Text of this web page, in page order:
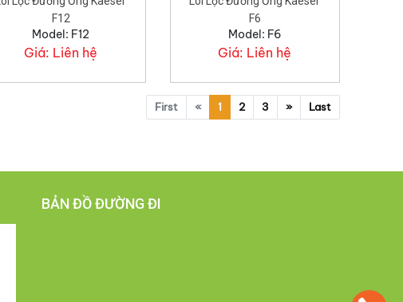
F12
Model: F12
Giá: Liên hệ
F6
Model: F6
Giá: Liên hệ
First « 1 2 3 » Last
BẢN ĐỒ ĐƯỜNG ĐI